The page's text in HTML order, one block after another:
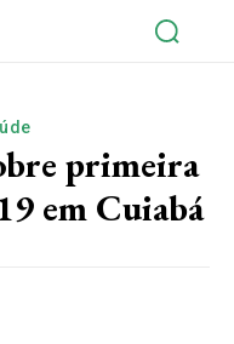
primeira
em Cuiabá